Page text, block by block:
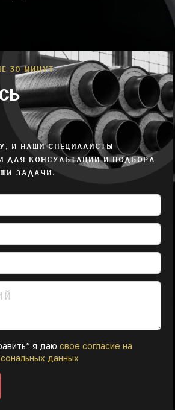
30 МИНУТ
И НАШИ СПЕЦИАЛИСТЫ
ДЛЯ КОНСУЛЬТАЦИИ И ПОДБОРА
ЗАДАЧИ.
я даю свое согласие на
данных